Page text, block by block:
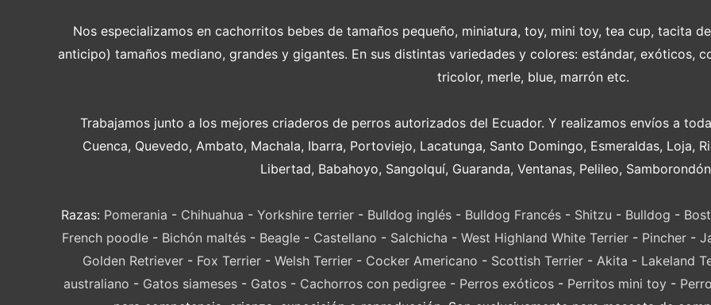
Nos especializamos en cachorritos bebes de tamaños pequeño, miniatura, toy, mini toy, tea cup, tacita
anticipo) tamaños mediano, grandes y gigantes. En sus distintas variedades y colores: estándar, exóticos,
tricolor, merle, blue, marrón etc.
Trabajamos junto a los mejores criaderos de perros autorizados del Ecuador. Y realizamos envíos a
Cuenca, Quevedo, Ambato, Machala, Ibarra, Portoviejo, Lacatunga, Santo Domingo, Esmeraldas, Loja,
Libertad, Babahoyo, Sangolquí, Guaranda, Ventanas, Pelileo,
Razas: Pomerania - Chihuahua - Yorkshire terrier - Bulldog inglés - Bulldog Francés - Shitzu - Bulldog -
French poodle- Bichón maltés- Beagle- Castellano - Salchicha - West Highland White Terrier- Pincher-
Golden Retriever- Fox Terrier- Welsh Terrier- Cocker Americano - Scottish Terrier- Akita - Lakeland
australiano - Gatos siameses- Gatos- Cachorros con pedigree- Perros exóticos- Perritos mini toy-